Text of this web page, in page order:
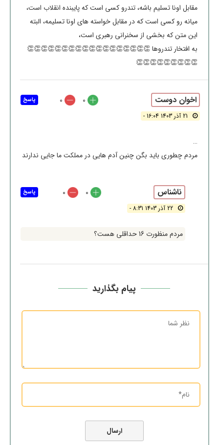
مقابل اونا تسلیم باشه، تندرو کسی است که پایبنده انقلاب است،
میانه رو کسی است که در مقابل خواسته های اونا تسلیمه، البته
این متن که بخشی از سخنرانی رهبری است،
به افتخار تندروها 👏👏👏👏👏👏👏👏👏👏👏👏👏👏👏👏👏👏
👏👏👏👏👏👏👏👏👏
اخوان دوست
21 آذر 1403 16:04 -
0
0
…
مردم چطوری باید بگن چنین آدم هایی در مملکت ما جایی ندارند
پاسخ
ناشناس
22 آذر 1403 8:31 -
0
0
مردم منظورت 16 حداقلی هست؟
پاسخ
پیام بگذارید